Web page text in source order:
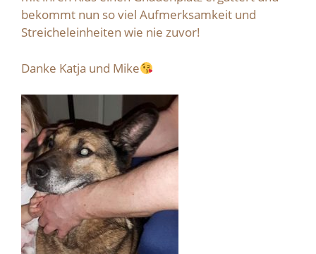
bekommt nun so viel Aufmerksamkeit und
Streicheleinheiten wie nie zuvor!
Danke Katja und Mike